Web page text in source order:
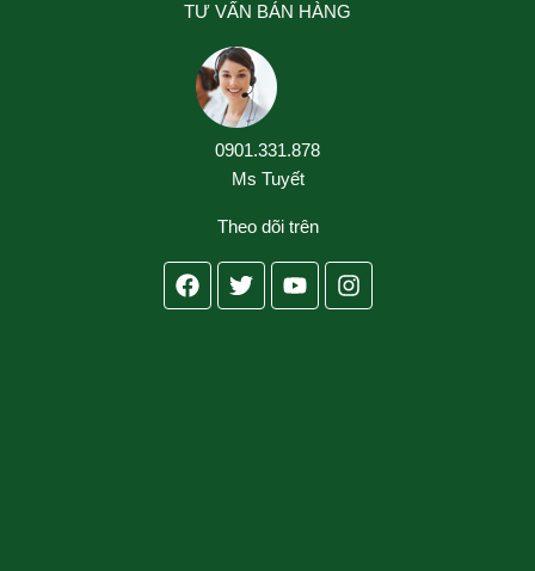
TƯ VẤN BÁN HÀNG
0901.331.878
Ms Tuyết
Theo dõi trên
Facebook
TwitterYoutubeInstagram